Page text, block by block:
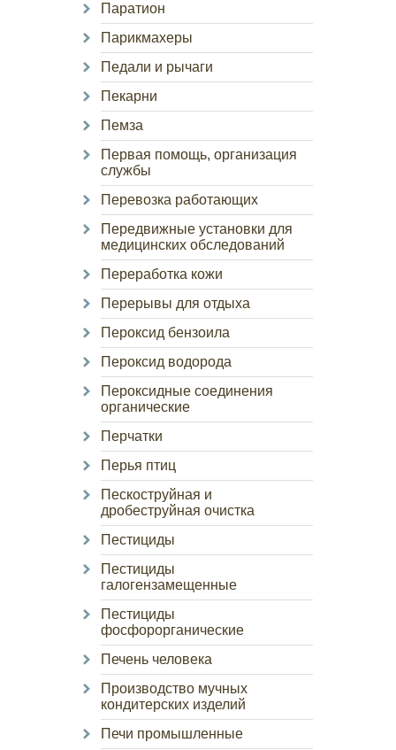
Паратион
Парикмахеры
Педали и рычаги
Пекарни
Пемза
Первая помощь, организация
службы
Перевозка работающих
Передвижные установки для
медицинских обследований
Переработка кожи
Перерывы для отдыха
Пероксид бензоила
Пероксид водорода
Пероксидные соединения
органические
Перчатки
Перья птиц
Пескоструйная и
дробеструйная очистка
Пестициды
Пестициды
галогензамещенные
Пестициды
фосфорорганические
Печень человека
Производство мучных
кондитерских изделий
Печи промышленные